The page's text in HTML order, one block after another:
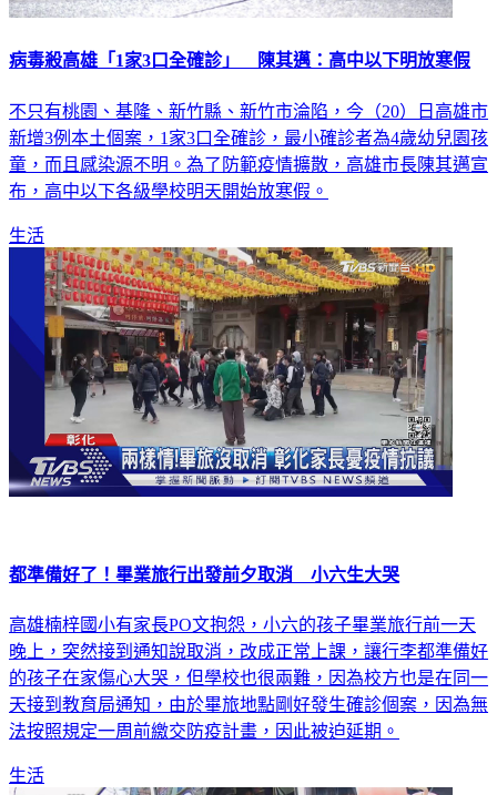
病毒殺高雄「1家3口全確診」 陳其邁：高中以下明放寒假
不只有桃園、基隆、新竹縣、新竹市淪陷，今（20）日高雄市
新增3例本土個案，1家3口全確診，最小確診者為4歲幼兒園孩
童，而且感染源不明。為了防範疫情擴散，高雄市長陳其邁宣
布，高中以下各級學校明天開始放寒假。
生活
都準備好了！畢業旅行出發前夕取消 小六生大哭
高雄楠梓國小有家長PO文抱怨，小六的孩子畢業旅行前一天
晚上，突然接到通知說取消，改成正常上課，讓行李都準備好
的孩子在家傷心大哭，但學校也很兩難，因為校方也是在同一
天接到教育局通知，由於畢旅地點剛好發生確診個案，因為無
法按照規定一周前繳交防疫計畫，因此被迫延期。
生活